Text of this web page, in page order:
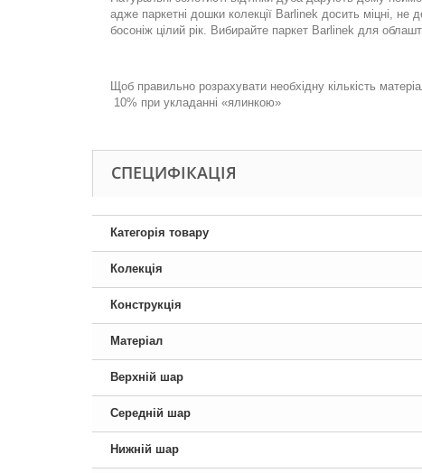
адже паркетні дошки колекції Barlinek досить міцні,
босоніж цілий рік. Вибирайте паркет Barlinek для
Щоб правильно розрахувати необхідну кількість
10% при укладанні «ялинкою»
СПЕЦИФІКАЦІЯ
Категорія товару
Колекція
Конструкція
Матеріал
Верхній шар
Середній шар
Нижній шар